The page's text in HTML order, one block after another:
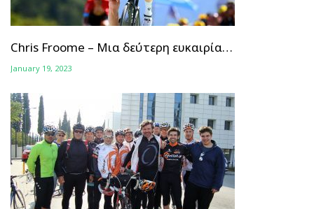
Chris Froome – Μια δεύτερη ευκαιρία…
January 19, 2023